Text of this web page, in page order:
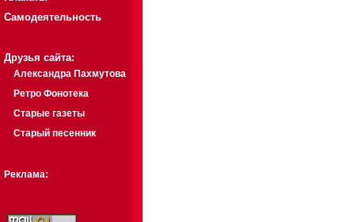
Самодеятельность
Друзья сайта:
Александра Пахмутова
Ретро Фонотека
Старые газеты
Старый песенник
Реклама: